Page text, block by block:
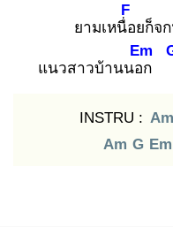
ยามเหนื่อ
F
ยก็จ
แนวสาวบ้านนอก
Em
INSTRU : Am
Am G Em